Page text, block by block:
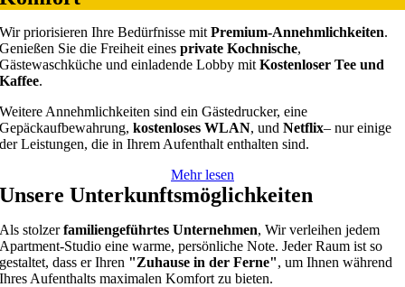
Wir priorisieren Ihre Bedürfnisse mitPremium-Annehmlichkeiten.
Genießen Sie die Freiheit einesprivate Kochnische,
Gästewaschküche und einladende Lobby mitKostenloser Tee und
Kaffee.
Weitere Annehmlichkeiten sind ein Gästedrucker, eine
Gepäckaufbewahrung,kostenloses WLAN, undNetflix– nur einige
der Leistungen, die in Ihrem Aufenthalt enthalten sind.
Mehr lesen
Unsere Unterkunftsmöglichkeiten
Als stolzerfamiliengeführtes Unternehmen, Wir verleihen jedem
Apartment-Studio eine warme, persönliche Note. Jeder Raum ist so
gestaltet, dass er Ihren "Zuhause in der Ferne", um Ihnen während
Ihres Aufenthalts maximalen Komfort zu bieten.